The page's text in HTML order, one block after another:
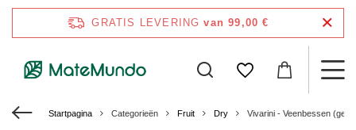
GRATIS LEVERING van 99,00 €
Startpagina Categorieën Fruit Dry Vivarini - Veenbessen